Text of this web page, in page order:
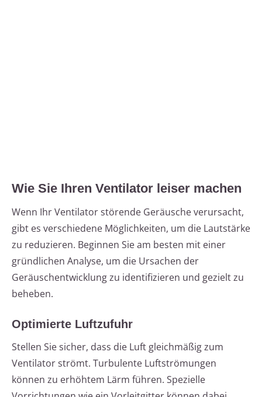
Wie Sie Ihren Ventilator leiser machen
Wenn Ihr Ventilator störende Geräusche verursacht,
gibt es verschiedene Möglichkeiten, um die Lautstärke
zu reduzieren. Beginnen Sie am besten mit einer
gründlichen Analyse, um die Ursachen der
Geräuschentwicklung zu identifizieren und gezielt zu
beheben.
Optimierte Luftzufuhr
Stellen Sie sicher, dass die Luft gleichmäßig zum
Ventilator strömt. Turbulente Luftströmungen
können zu erhöhtem Lärm führen. Spezielle